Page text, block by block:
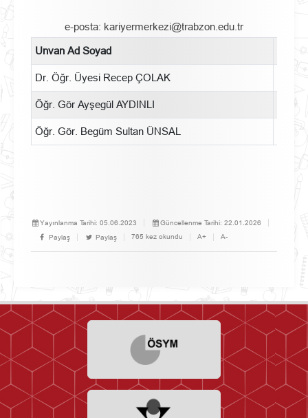
e-posta: kariyermerkezi@trabzon.edu.tr
Unvan Ad Soyad
Dr. Öğr. Üyesi Recep ÇOLAK
Öğr. Gör Ayşegül AYDINLI
Öğr. Gör. Begüm Sultan ÜNSAL
Yayınlanma Tarihi: 05.06.2023 Güncellenme Tarihi: 22.01.2026
Paylaş
Paylaş 765 kez okundu A+ A-